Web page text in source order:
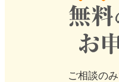
ご相談の